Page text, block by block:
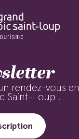
rendez-vous en
Saint-Loup !